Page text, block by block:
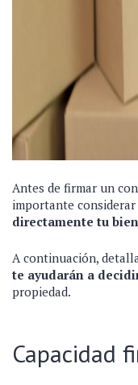
Antes de firmar un
importante
directamente tu
A continuación,
te ayudarán a
propiedad.
Capacidad